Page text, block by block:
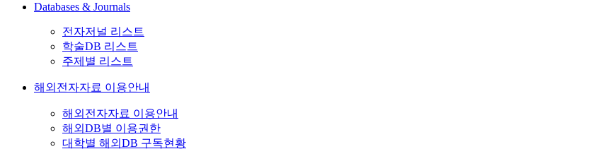
Databases & Journals
전자저널 리스트
학술DB 리스트
주제별 리스트
해외전자자료 이용안내
해외전자자료 이용안내
해외DB별 이용권한
대학별 해외DB 구독현황